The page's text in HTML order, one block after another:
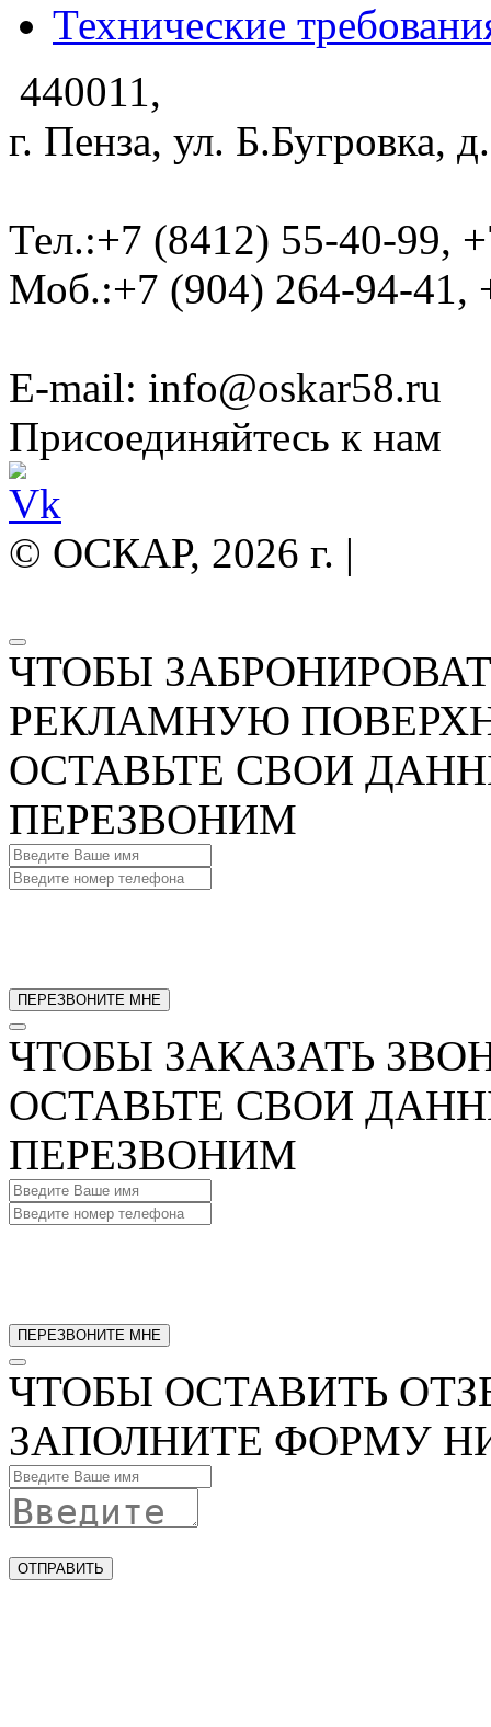
Технические
440011,
г. Пенза, ул. Б.Бугровка,
Тел.:+7 (8412) 55-40-99,
Моб.:+7 (904) 264-94-41,
E-mail: info@oskar58.ru
Присоединяйтесь к нам
© ОСКАР, 2026 г. |
ЧТОБЫ
РЕКЛАМНУЮ
ОСТАВЬТЕ СВОИ
ПЕРЕЗВОНИМ
ЧТОБЫ ЗАКАЗАТЬ
ОСТАВЬТЕ СВОИ
ПЕРЕЗВОНИМ
ЧТОБЫ ОСТАВИТЬ
ЗАПОЛНИТЕ ФОРМУ